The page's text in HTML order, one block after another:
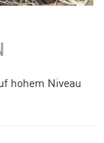
hohem Niveau